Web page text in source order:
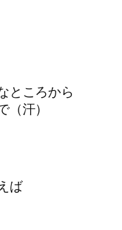
ところから
汗）
ば